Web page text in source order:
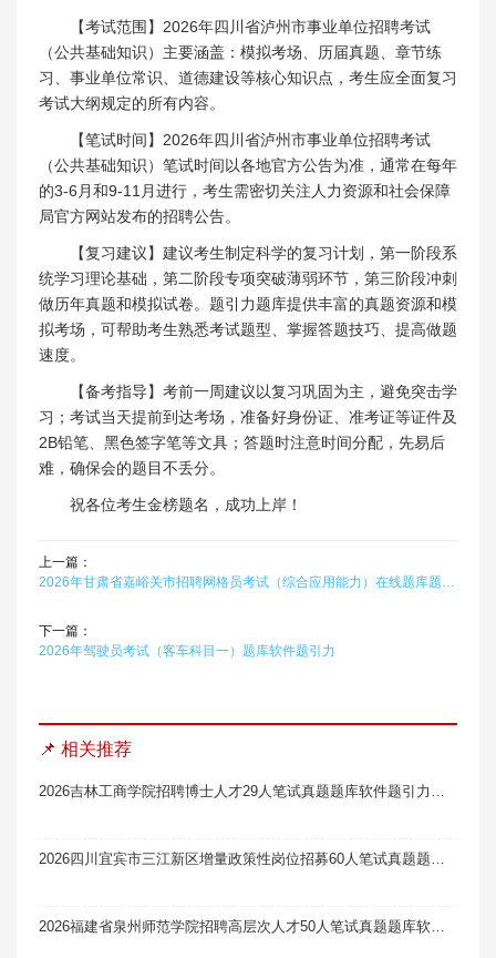
【考试范围】2026年四川省泸州市事业单位招聘考试
（公共基础知识）主要涵盖：模拟考场、历届真题、章节练
习、事业单位常识、道德建设等核心知识点，考生应全面复习
考试大纲规定的所有内容。
【笔试时间】2026年四川省泸州市事业单位招聘考试
（公共基础知识）笔试时间以各地官方公告为准，通常在每年
的3-6月和9-11月进行，考生需密切关注人力资源和社会保障
局官方网站发布的招聘公告。
【复习建议】建议考生制定科学的复习计划，第一阶段系
统学习理论基础，第二阶段专项突破薄弱环节，第三阶段冲刺
做历年真题和模拟试卷。题引力题库提供丰富的真题资源和模
拟考场，可帮助考生熟悉考试题型、掌握答题技巧、提高做题
速度。
【备考指导】考前一周建议以复习巩固为主，避免突击学
习；考试当天提前到达考场，准备好身份证、准考证等证件及
2B铅笔、黑色签字笔等文具；答题时注意时间分配，先易后
难，确保会的题目不丢分。
祝各位考生金榜题名，成功上岸！
上一篇：
下一篇：
2026年驾驶员考试（客车科目一）题库软件题引力
📌 相关推荐